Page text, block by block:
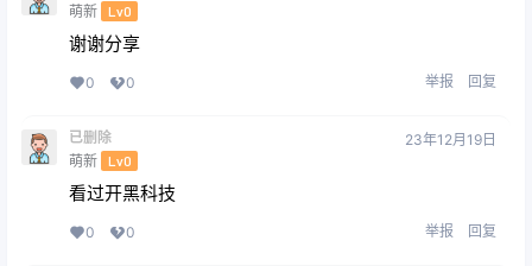
萌新 Lv0
谢谢分享
0 0 举报 回复
已删除
萌新 Lv0
23年12月19日
看过开黑科技
0 0 举报 回复